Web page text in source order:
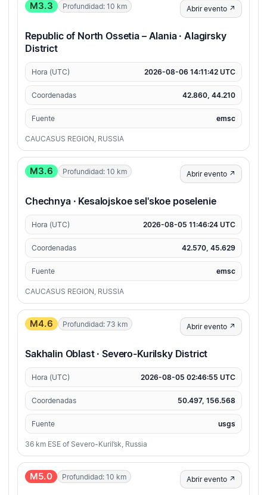
M3.3 Profundidad: 10 km Abrir evento ↗
Republic of North Ossetia – Alania · Alagirsky
District
Hora (UTC) 2026-08-06 14:11:42 UTC
Coordenadas 42.860, 44.210
Fuente emsc
CAUCASUS REGION, RUSSIA
M3.6 Profundidad: 10 km Abrir evento ↗
Chechnya · Kesalojskoe sel'skoe poselenie
Hora (UTC) 2026-08-05 11:46:24 UTC
Coordenadas 42.570, 45.629
Fuente emsc
CAUCASUS REGION, RUSSIA
M4.6 Profundidad: 73 km Abrir evento ↗
Sakhalin Oblast · Severo-Kurilsky District
Hora (UTC) 2026-08-05 02:46:55 UTC
Coordenadas 50.497, 156.568
Fuente usgs
36 km ESE of Severo-Kuril’sk, Russia
M5.0 Profundidad: 10 km Abrir evento ↗